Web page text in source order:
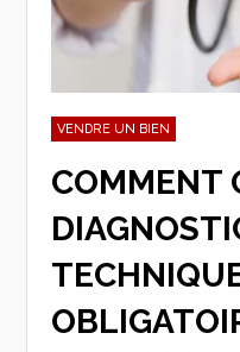
VENDRE UN BIEN
COMMENT